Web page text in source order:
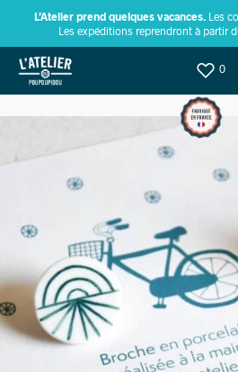
L’Atelier prend quelques vacances. Les
Les expéditions reprendront à partir
0